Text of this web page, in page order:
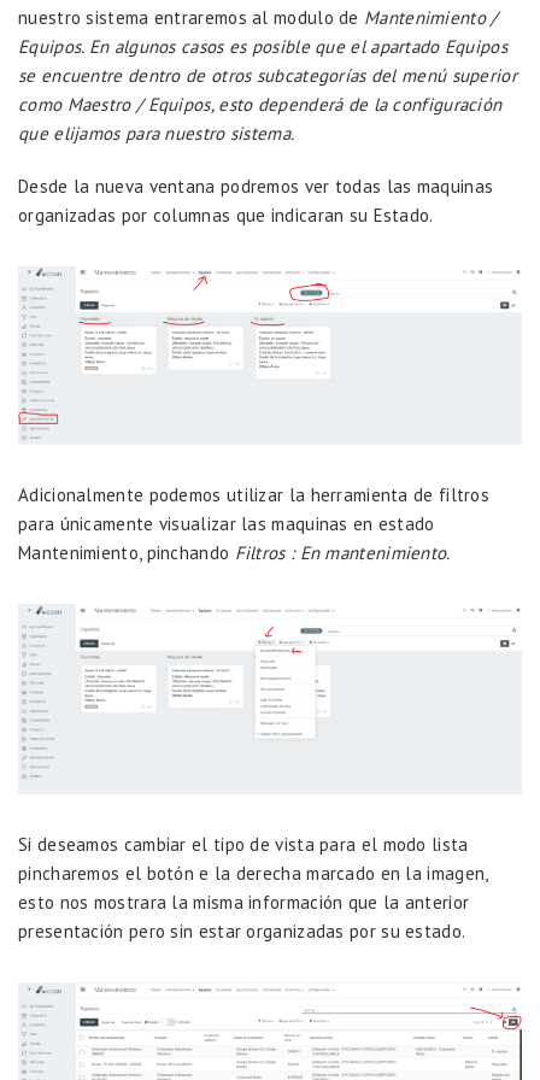
nuestro sistema entraremos al modulo de Mantenimiento /
Equipos. En algunos casos es posible que el apartado Equipos
se encuentre dentro de otros subcategorías del menú superior
como Maestro / Equipos, esto dependerá de la configuración
que elijamos para nuestro sistema.
Desde la nueva ventana podremos ver todas las maquinas
organizadas por columnas que indicaran su Estado.
Adicionalmente podemos utilizar la herramienta de filtros
para únicamente visualizar las maquinas en estado
Mantenimiento, pinchando Filtros : En mantenimiento.
Si deseamos cambiar el tipo de vista para el modo lista
pincharemos el botón e la derecha marcado en la imagen,
esto nos mostrara la misma información que la anterior
presentación pero sin estar organizadas por su estado.